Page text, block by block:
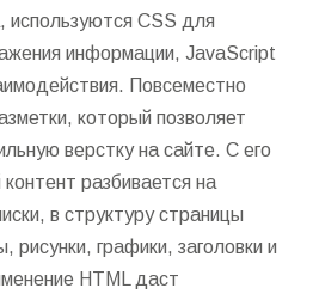
используются CSS для
информации, JavaScript
Повсеместно
который позволяет
верстку на сайте. С его
разбивается на
в структуру страницы
рисунки, графики, заголовки и
HTML даст